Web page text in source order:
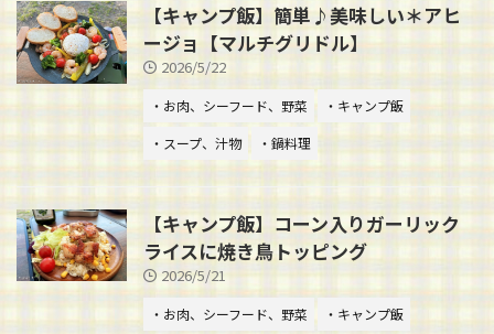
【キャンプ飯】簡単♪美味しい＊アヒ
ージョ【マルチグリドル】
2026/5/22
・お肉、シーフード、野菜
・キャンプ飯
・スープ、汁物
・鍋料理
【キャンプ飯】コーン入りガーリック
ライスに焼き鳥トッピング
2026/5/21
・お肉、シーフード、野菜
・キャンプ飯